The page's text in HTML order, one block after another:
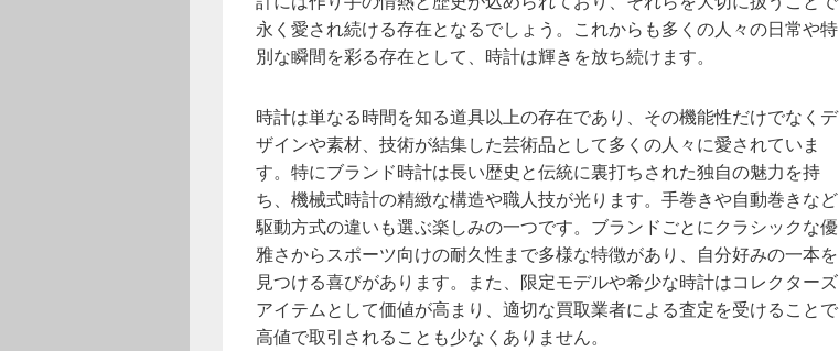
永く愛され続ける存在となるでしょう。これからも多くの人々の日常や特
別な瞬間を彩る存在として、時計は輝きを放ち続けます。
時計は単なる時間を知る道具以上の存在であり、その機能性だけでなくデ
ザインや素材、技術が結集した芸術品として多くの人々に愛されていま
す。特にブランド時計は長い歴史と伝統に裏打ちされた独自の魅力を持
ち、機械式時計の精緻な構造や職人技が光ります。手巻きや自動巻きなど
駆動方式の違いも選ぶ楽しみの一つです。ブランドごとにクラシックな優
雅さからスポーツ向けの耐久性まで多様な特徴があり、自分好みの一本を
見つける喜びがあります。また、限定モデルや希少な時計はコレクターズ
アイテムとして価値が高まり、適切な買取業者による査定を受けることで
高値で取引されることも少なくありません。